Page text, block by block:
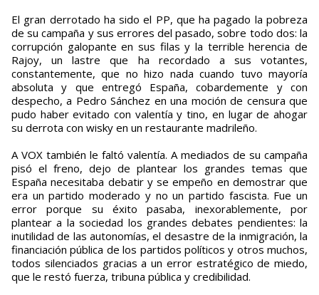
El gran derrotado ha sido el PP, que ha pagado la pobreza
de su campaña y sus errores del pasado, sobre todo dos: la
corrupción galopante en sus filas y la terrible herencia de
Rajoy, un lastre que ha recordado a sus votantes,
constantemente, que no hizo nada cuando tuvo mayoría
absoluta y que entregó España, cobardemente y con
despecho, a Pedro Sánchez en una moción de censura que
pudo haber evitado con valentía y tino, en lugar de ahogar
su derrota con wisky en un restaurante madrileño.
A VOX también le faltó valentía. A mediados de su campaña
pisó el freno, dejo de plantear los grandes temas que
España necesitaba debatir y se empeño en demostrar que
era un partido moderado y no un partido fascista. Fue un
error porque su éxito pasaba, inexorablemente, por
plantear a la sociedad los grandes debates pendientes: la
inutilidad de las autonomías, el desastre de la inmigración, la
financiación pública de los partidos políticos y otros muchos,
todos silenciados gracias a un error estratégico de miedo,
que le restó fuerza, tribuna pública y credibilidad.